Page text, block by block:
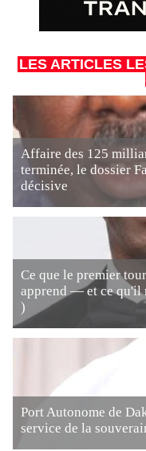
LES ARTICLES
Affaire des 125
terminée, le dossier
décisive
Ce que le premier
apprend — et ce qu'il
)
Port Autonome de
service de la